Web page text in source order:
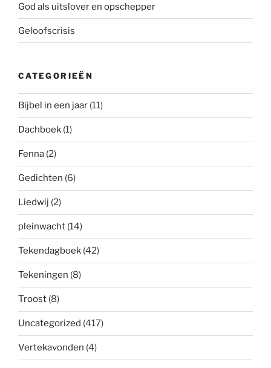
God als uitslover en opschepper
Geloofscrisis
CATEGORIEËN
Bijbel in een jaar (11)
Dachboek (1)
Fenna (2)
Gedichten (6)
Liedwij (2)
pleinwacht (14)
Tekendagboek (42)
Tekeningen (8)
Troost (8)
Uncategorized (417)
Vertekavonden (4)